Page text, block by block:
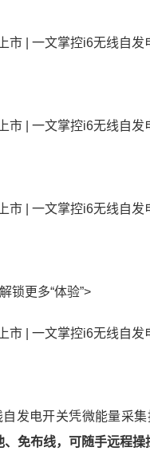
锁更多“体验”>
自发电开关凭微能量采
、免布线，可随手远程操